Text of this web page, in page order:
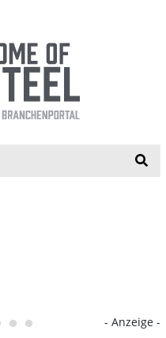
- Anzeige -